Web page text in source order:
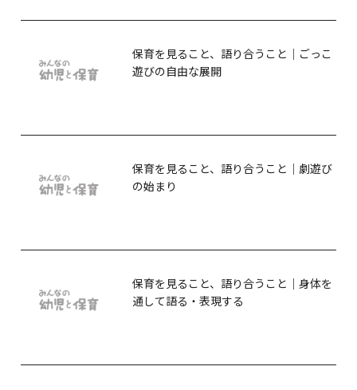
保育を見ること、語り合うこと｜ごっこ
遊びの自由な展開
保育を見ること、語り合うこと｜劇遊び
の始まり
保育を見ること、語り合うこと｜身体を
通して語る・表現する